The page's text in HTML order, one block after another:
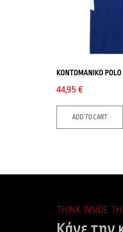
ΚΟΝΤΟΜΑΝΙΚΟ POLO
44,95€
ADD TO CART
THINK INSIDE